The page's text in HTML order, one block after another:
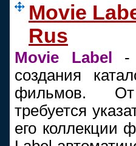
Movie
Rus
Movie Label -
создания
фильмов.
требуется
его коллекции